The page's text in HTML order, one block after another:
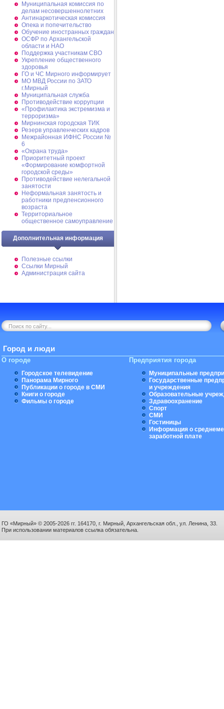
Муниципальная комиссия по
делам несовершеннолетних
Антинаркотическая комиссия
Опека и попечительство
Обучение иностранных граждан
ОСФР по Архангельской
области и НАО
Поддержка участникам СВО
Укрепление общественного
здоровья
ГО и ЧС Мирного информирует
МО МВД России по ЗАТО
г.Мирный
Муниципальная cлужба
Противодействие коррупции
«Профилактика экстремизма и
терроризма»
Мирнинская городская ТИК
Резерв управленческих кадров
Межрайонная ИФНС России №
6
«Охрана труда»
Приоритетный проект
«Формирование комфортной
городской среды»
Противодействие нелегальной
занятости
Неформальная занятость и
работники предпенсионного
возраста
Территориальное
общественное самоуправление
Дополнительная информация
Полезные ссылки
Ссылки Мирный
Администрация сайта
Город и люди
О городе
Городское телевидение
Панорама Мирного
Публикации о городе в СМИ
Книги о городе
Фильмы о городе
Предприятия города
Муниципальные
Государственные
и учреждения
Образовательные
Здравоохранение
Спорт
СМИ
Гостиницы
Информация о
заработной плате
ГО «Мирный» © 2005-2026 гг. 164170, г. Мирный, Архангельская обл., ул. Ленина, 33.
При использовании материалов ссылка обязательна.